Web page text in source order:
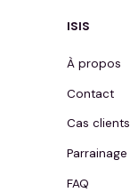
ISIS
À propos
Contact
Cas clients
Parrainage
FAQ